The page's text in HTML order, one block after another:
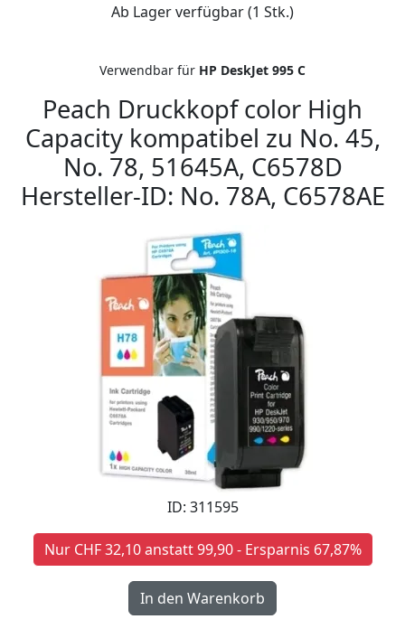
Ab Lager verfügbar (1 Stk.)
Verwendbar für HP DeskJet 995 C
Peach Druckkopf color High
Capacity kompatibel zu No. 45,
No. 78, 51645A, C6578D
Hersteller-ID: No. 78A, C6578AE
ID: 311595
Nur CHF 32,10 anstatt 99,90 - Ersparnis 67,87%